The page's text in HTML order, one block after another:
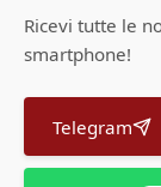
Ricevi tutte le
smartphone!
Telegram